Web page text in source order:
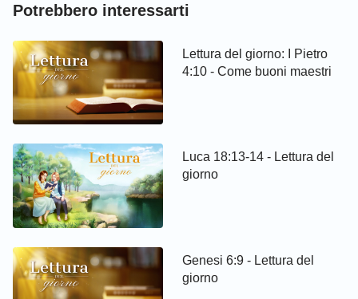
Potrebbero interessarti
Lettura del giorno: I Pietro
4:10 - Come buoni maestri
Luca 18:13-14 - Lettura del
giorno
Genesi 6:9 - Lettura del
giorno